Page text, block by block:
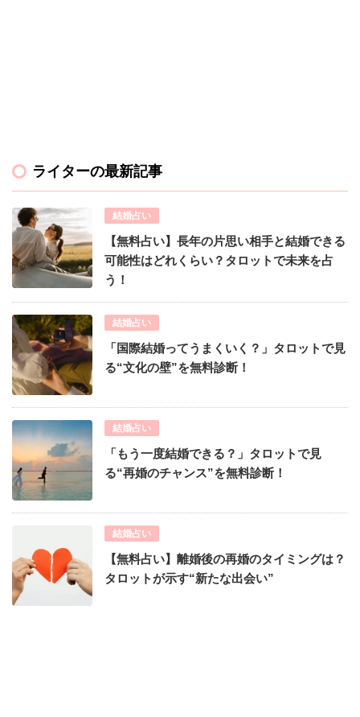
ライターの最新記事
結婚占い
【無料占い】長年の片思い相手と結婚できる
可能性はどれくらい？タロットで未来を占
う！
結婚占い
「国際結婚ってうまくいく？」タロットで見
る“文化の壁”を無料診断！
結婚占い
「もう一度結婚できる？」タロットで見
る“再婚のチャンス”を無料診断！
結婚占い
【無料占い】離婚後の再婚のタイミングは？
タロットが示す“新たな出会い”